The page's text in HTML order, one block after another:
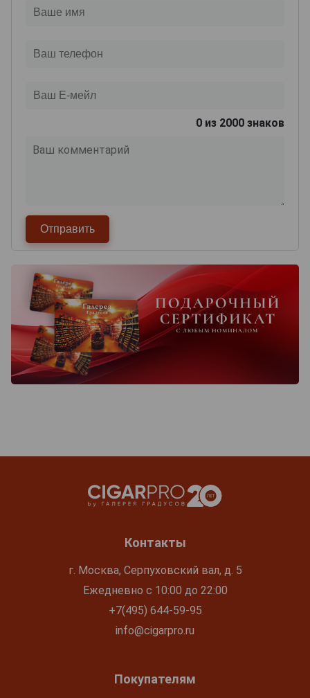
0 из 2000 знаков
Контакты
г. Москва, Серпуховский вал, д. 5
Ежедневно с 10:00 до 22:00
+7(495) 644-59-95
info@cigarpro.ru
Покупателям